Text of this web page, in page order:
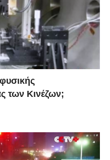
των Κινέζων;